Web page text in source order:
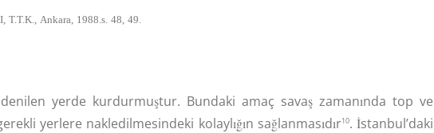
T.T.K., Ankara, 1988.s. 48, 49.
yerde kurdurmuştur. Bundaki amaç savaş zamanında top ve
yerlere nakledilmesindeki kolaylığın sağlanmasıdır10.İstanbul’daki